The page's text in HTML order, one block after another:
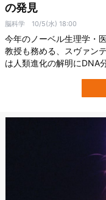
の発見
脳科学 10/5(水) 18:00
今年のノーベル生理学・
教授も務める、スヴァン
は人類進化の解明にDNA
アプローチという新たな
驚きの事実を知ることに